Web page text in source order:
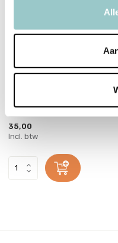
Amuseables Michelle
35,00
Incl. btw